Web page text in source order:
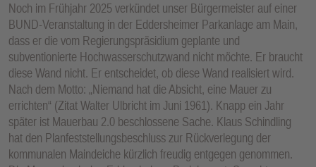
Noch im Frühjahr 2025 verkündet unser Bürgermeister auf einer
BUND-Veranstaltung in der Eddersheimer Parkanlage am Main,
dass er die vom Regierungspräsidium geplante und
subventionierte Hochwasserschutzwand nicht möchte. Er braucht
diese Wand nicht. Er entscheidet, ob diese Wand realisiert wird.
Nach dem Motto: „Niemand hat die Absicht, eine Mauer zu
errichten“ (Zitat Walter Ulbricht im Juni 1961). Knapp ein Jahr
später ist Mauerbau 2.0 beschlossene Sache. Klaus Schindling
hat den Planfeststellungsbeschluss zur Rückverlegung der
kommunalen Maindeiche kürzlich freudig entgegen genommen.